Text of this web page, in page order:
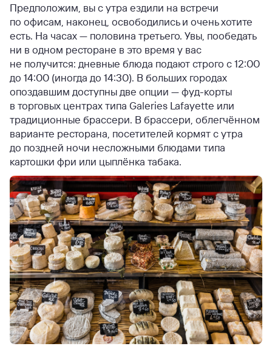
Предположим, вы с утра ездили на встречи
по офисам, наконец, освободились и очень хотите
есть. На часах — половина третьего. Увы, пообедать
ни в одном ресторане в это время у вас
не получится: дневные блюда подают строго с 12:00
до 14:00 (иногда до 14:30). В больших городах
опоздавшим доступны две опции — фуд-корты
в торговых центрах типа Galeries Lafayette или
традиционные брассери. В брассери, облегчённом
варианте ресторана, посетителей кормят с утра
до поздней ночи несложными блюдами типа
картошки фри или цыплёнка табака.